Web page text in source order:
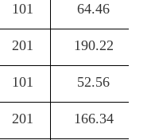
101 64.46
201 190.22
101 52.56
201 166.34